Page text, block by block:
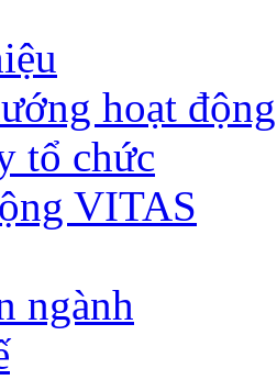
hoạt động
tổ chức
VITAS
ngành